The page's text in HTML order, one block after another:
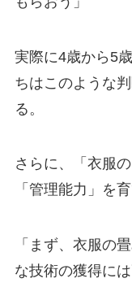
実際に4歳から5
ちはこのような
る。
さらに、「衣服
「管理能力」を
「まず、衣服の
な技術の獲得に